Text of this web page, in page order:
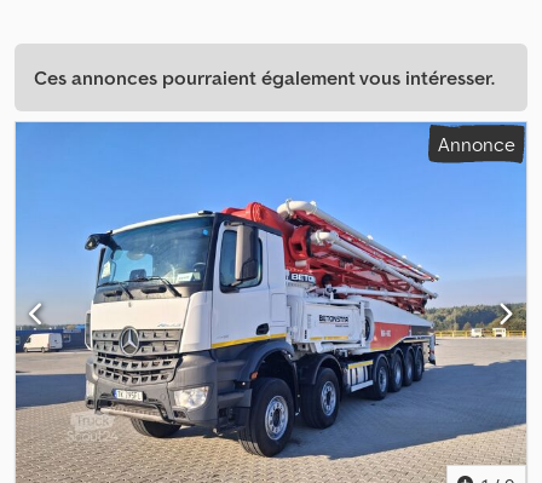
Ces annonces pourraient également vous intéresser.
Annonce